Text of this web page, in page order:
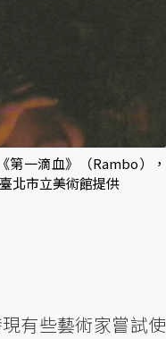
一滴血》（Rambo），
北市立美術館提供
有些藝術家嘗試使